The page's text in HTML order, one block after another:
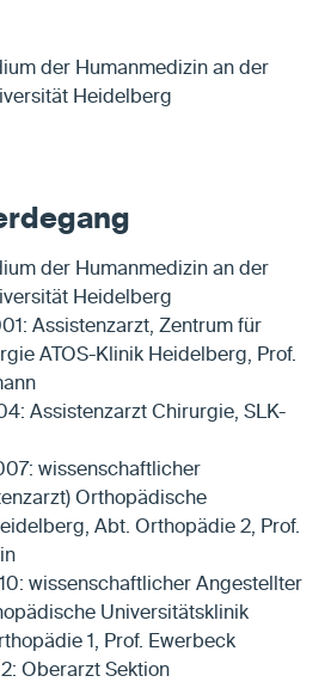
der Humanmedizin an der
Heidelberg
der Humanmedizin an der
Heidelberg
Assistenzarzt, Zentrum für
ATOS-Klinik Heidelberg, Prof.
Assistenzarzt Chirurgie, SLK-
wissenschaftlicher
Orthopädische
Abt. Orthopädie 2, Prof.
wissenschaftlicher Angestellter
Universitätsklinik
1, Prof. Ewerbeck
Oberarzt Sektion